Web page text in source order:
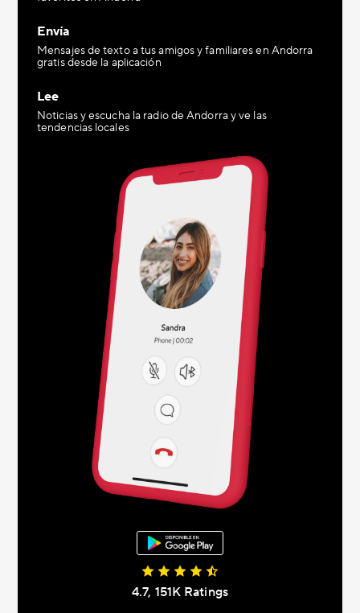
Envía
Mensajes de texto a tus amigos y familiares en Andorra
gratis desde la aplicación
Lee
Noticias y escucha la radio de Andorra y ve las
tendencias locales
4.7, 151K Ratings